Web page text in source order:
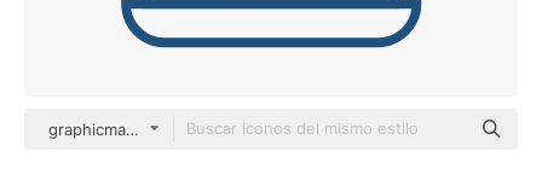
graphicmall color lineal-color